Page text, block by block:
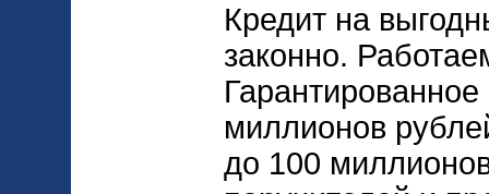
Кредит на
законно.
миллионов
до 100